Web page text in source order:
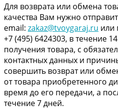
Для возврата или обмена
качества Вам нужно
email: zakaz@tvoygaraj.ru или
+7 (495) 6424303, в течение
получения товара, с
контактных данных и
совершить возврат или
от товара приобретенного
время до его передачи, а
течение 7 дней.